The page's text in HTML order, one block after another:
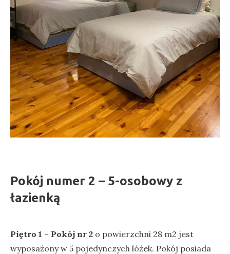
Pokój numer 2 – 5-osobowy z
łazienką
Piętro 1 – Pokój nr 2 o powierzchni 28 m2 jest
wyposażony w 5 pojedynczych lóżek. Pokój posiada